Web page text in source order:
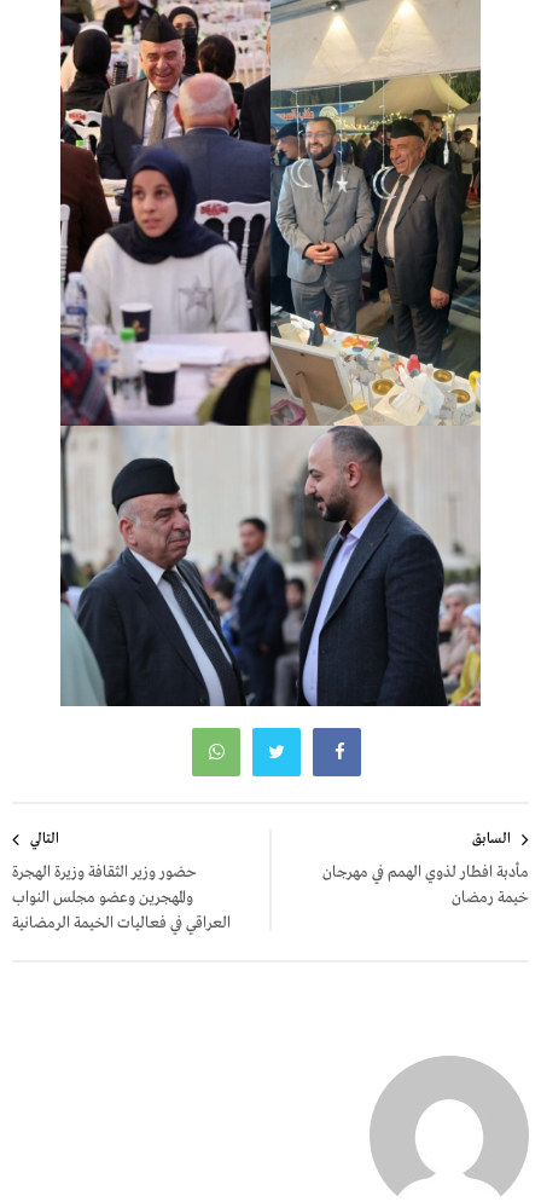
المقالات
السابق
مأدبة افطار لذوي الهمم في مهرجان
خيمة رمضان
التالي
حضور وزير الثقافة وزيرة الهجرة
والمهجرين وعضو مجلس النواب
العراقي في فعاليات الخيمة الرمضانية